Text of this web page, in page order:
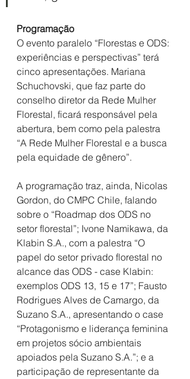
Programação
O evento paralelo “Florestas e ODS:
experiências e perspectivas” terá
cinco apresentações. Mariana
Schuchovski, que faz parte do
conselho diretor da Rede Mulher
Florestal, ficará responsável pela
abertura, bem como pela palestra
“A Rede Mulher Florestal e a busca
pela equidade de gênero”.
A programação traz, ainda, Nicolas
Gordon, do CMPC Chile, falando
sobre o “Roadmap dos ODS no
setor florestal”; Ivone Namikawa, da
Klabin S.A., com a palestra “O
papel do setor privado florestal no
alcance das ODS - case Klabin:
exemplos ODS 13, 15 e 17”; Fausto
Rodrigues Alves de Camargo, da
Suzano S.A., apresentando o case
“Protagonismo e liderança feminina
em projetos sócio ambientais
apoiados pela Suzano S.A.”; e a
participação de representante da